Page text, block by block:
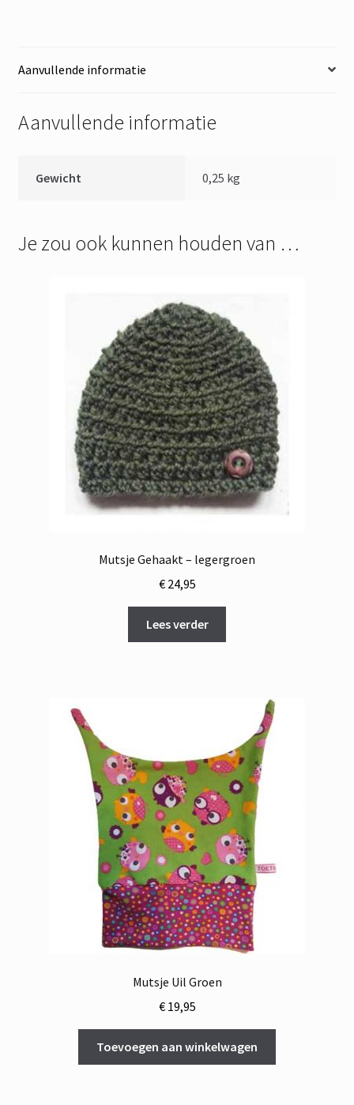
Aanvullende informatie
Aanvullende informatie
Gewicht 0,25 kg
Je zou ook kunnen houden van …
Mutsje Gehaakt – legergroen
€24,95
Lees verder
Mutsje Uil Groen
€19,95
Toevoegen aan winkelwagen